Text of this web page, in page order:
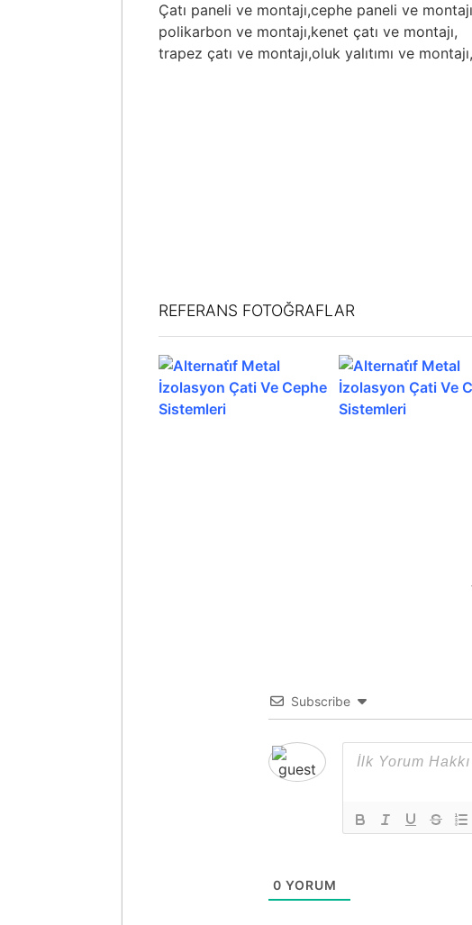
Çatı paneli ve montajı,cephe paneli ve
polikarbon ve montajı,kenet çatı ve montajı,
trapez çatı ve montajı,oluk yalıtımı ve montajı,
REFERANS FOTOĞRAFLAR
Subscribe
0 YORUM